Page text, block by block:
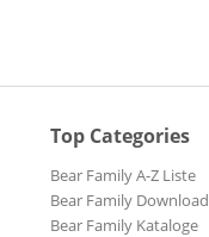
Top Categories
Bear Family A-Z Liste
Bear Family
Bear Family Kataloge